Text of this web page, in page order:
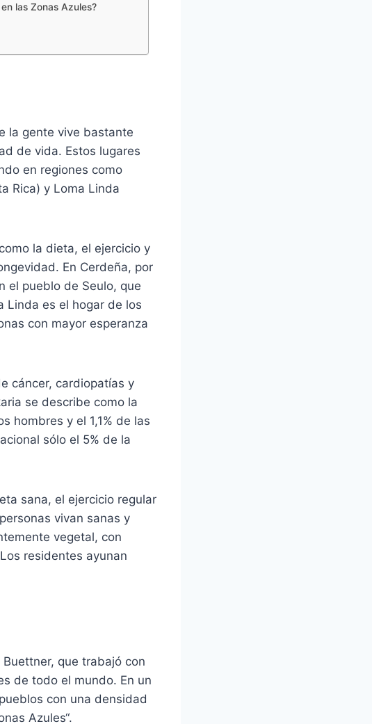
las Zonas Azules?
la gente vive bastante
de vida. Estos lugares
en regiones como
Rica) y Loma Linda
la dieta, el ejercicio y
En Cerdeña, por
el pueblo de Seulo, que
Linda es el hogar de los
con mayor esperanza
cáncer, cardiopatías y
se describe como la
hombres y el 1,1% de las
sólo el 5% de la
sana, el ejercicio regular
vivan sanas y
vegetal, con
residentes ayunan
que trabajó con
de todo el mundo. En un
con una densidad
Azules“.